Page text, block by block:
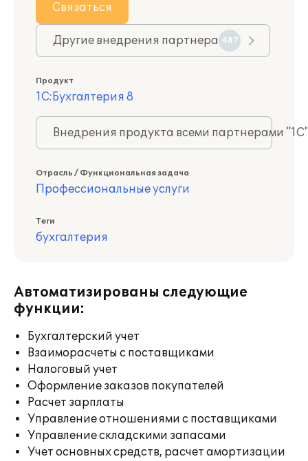
Связаться
Другие внедрения партнера 487
Продукт
1С:Бухгалтерия 8
Внедрения продукта всеми партнерами
Отрасль / Функциональная задача
Профессиональные услуги
Теги
бухгалтерия
Автоматизированы следующие
функции:
Бухгалтерский учет
Взаиморасчеты с поставщиками
Налоговый учет
Оформление заказов покупателей
Расчет зарплаты
Управление отношениями с поставщиками
Управление складскими запасами
Учет основных средств, расчет амортизации